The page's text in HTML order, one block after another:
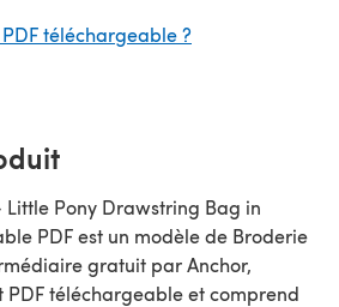
téléchargeable ?
PDF est un modèle de Broderie
gratuit par Anchor,
téléchargeable et comprend